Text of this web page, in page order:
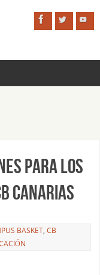
para los
Canarias
BASKET, CB